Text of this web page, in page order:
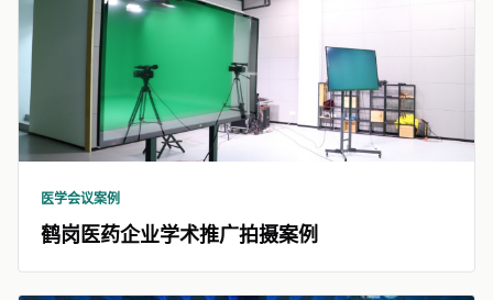
医学会议案例
鹤岗医药企业学术推广拍摄案例